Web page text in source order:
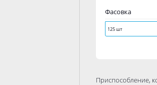
Фасовка
125 шт
Приспособление,